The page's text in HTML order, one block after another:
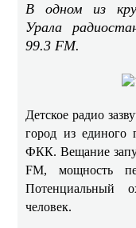
В одном из
Урала
99.3 FM.
Детское радио
город из единого
ФКК. Вещание
FM, мощность
Потенциальный
человек.